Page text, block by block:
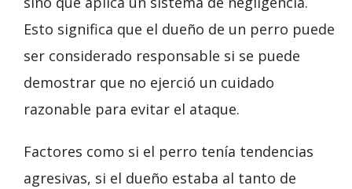
Esto significa que el dueño de un perro puede
ser considerado responsable si se puede
demostrar que no ejerció un cuidado
razonable para evitar el ataque.
Factores como si el perro tenía tendencias
agresivas, si el dueño estaba al tanto de